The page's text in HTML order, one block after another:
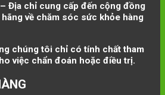
– Địa chỉ cung cấp đến cộng đồng
về chăm sóc sức khỏe hàng
chúng tôi chỉ có tính chất tham
việc chẩn đoán hoặc điều trị.